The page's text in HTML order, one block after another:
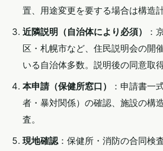
置、用途変更を要する場合は構造
近隣説明（自治体により必須）
：
区・札幌市など、住民説明会の開
いる自治体多数。説明後の同意取
本申請（保健所窓口）
：申請書一
者・暴対関係）の確認、施設の構
査。
現地確認：保健所・消防の合同検